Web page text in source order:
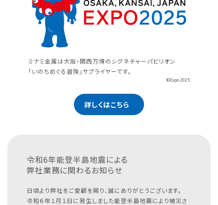
ミナミ金属は大阪・関西万博のシグネチャーパビリオン
「いのちめぐる冒険」サプライヤーです。
©Expo 2025
詳しくはこちら
令和6年能登半島地震による
弊社業務に関わるお知らせ
日頃より弊社をご愛顧を賜り、誠にありがとうございます。
令和６年１月１日に発生しました能登半島地震により被災さ